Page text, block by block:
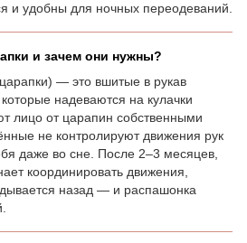
и удобны для ночных переодеваний.
и зачем они нужны?
— это вшитые в рукав
надеваются на кулачки
от царапин собственными
не контролируют движения рук
даже во сне. После 2–3 месяцев,
координировать движения,
назад — и распашонка